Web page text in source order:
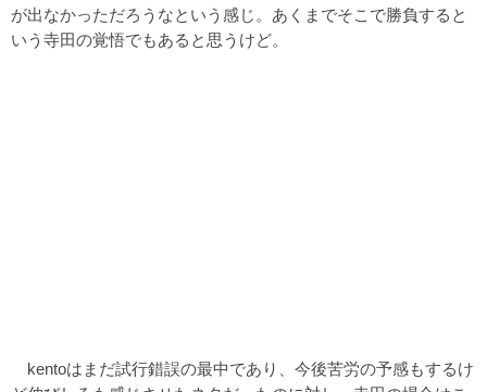
が出なかっただろうなという感じ。あくまでそこで勝負すると
いう寺田の覚悟でもあると思うけど。
kentoはまだ試行錯誤の最中であり、今後苦労の予感もするけ